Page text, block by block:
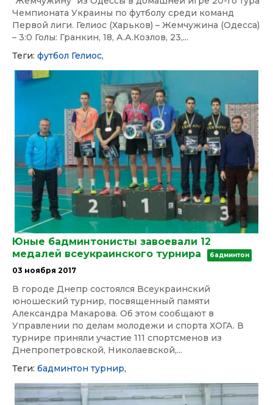
Чемпионата Украины по футболу среди команд
Первой лиги. Гелиос (Харьков) – Жемчужина (Одесса)
– 3:0 Голы: Гранкин, 18, А.А.Козлов, 23,...
Теги: футбол Гелиос,
Юные бадминтонисты завоевали 12
медалей всеукраинского турнира
бадминтон
03 ноября 2017
В городе Днепр состоялся Всеукраинский
юношеский турнир, посвященный памяти
Александра Макарова. Об этом сообщают в
Управлении по делам молодежи и спорта ХОГА. В
турнире приняли участие 111 спортсменов из
Днепропетровской, Николаевской,...
Теги: бадминтон турнир,